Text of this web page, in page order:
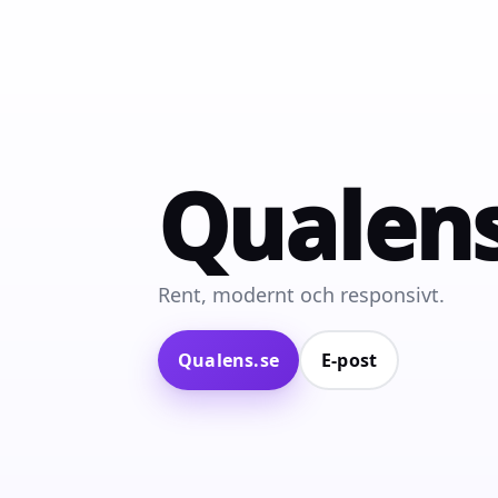
Rent, modernt och responsivt.
Qualens.se E‑post